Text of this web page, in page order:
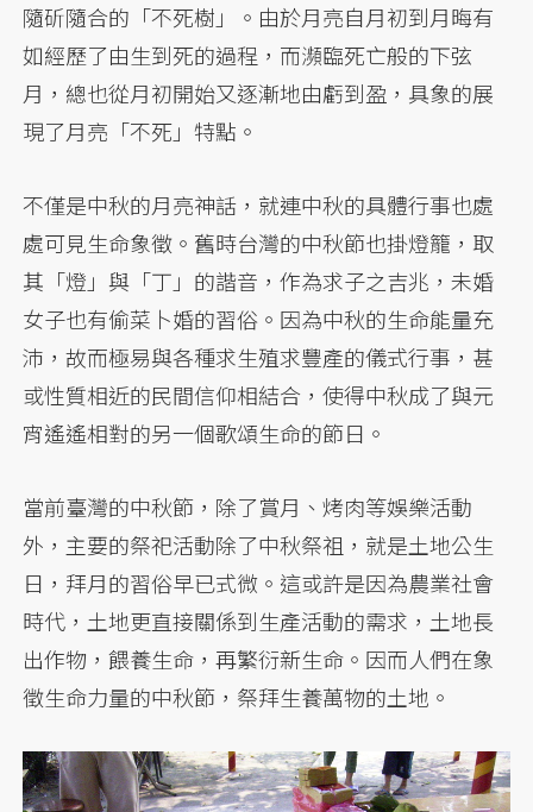
隨斫隨合的「不死樹」。由於月亮自月初到月晦有
如經歷了由生到死的過程，而瀕臨死亡般的下弦
月，總也從月初開始又逐漸地由虧到盈，具象的展
現了月亮「不死」特點。
不僅是中秋的月亮神話，就連中秋的具體行事也處
處可見生命象徵。舊時台灣的中秋節也掛燈籠，取
其「燈」與「丁」的諧音，作為求子之吉兆，未婚
女子也有偷菜卜婚的習俗。因為中秋的生命能量充
沛，故而極易與各種求生殖求豐產的儀式行事，甚
或性質相近的民間信仰相結合，使得中秋成了與元
宵遙遙相對的另一個歌頌生命的節日。
當前臺灣的中秋節，除了賞月、烤肉等娛樂活動
外，主要的祭祀活動除了中秋祭祖，就是土地公生
日，拜月的習俗早已式微。這或許是因為農業社會
時代，土地更直接關係到生產活動的需求，土地長
出作物，餵養生命，再繁衍新生命。因而人們在象
徵生命力量的中秋節，祭拜生養萬物的土地。